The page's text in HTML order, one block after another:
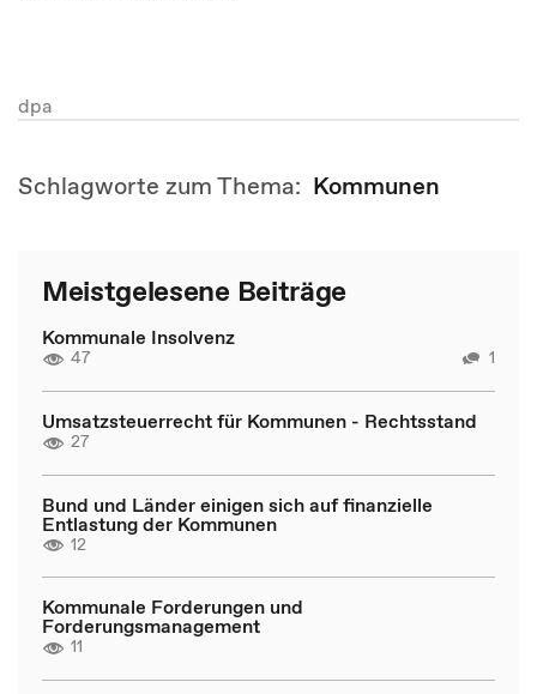
dpa
Schlagworte zum Thema: Kommunen
Meistgelesene Beiträge
Kommunale Insolvenz
47 1
Umsatzsteuerrecht für Kommunen - Rechtsstand
27
Bund und Länder einigen sich auf finanzielle
Entlastung der Kommunen
12
Kommunale Forderungen und
Forderungsmanagement
11